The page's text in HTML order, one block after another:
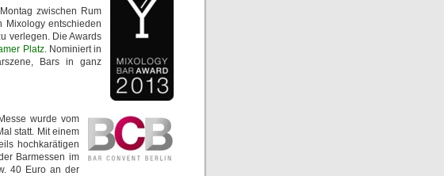
zwischen Rum
Mixology entschieden
verlegen. Die Awards
Platz. Nominiert in
Bars in ganz
wurde vom
statt. Mit einem
hochkarätigen
Barmessen im
40 Euro an der